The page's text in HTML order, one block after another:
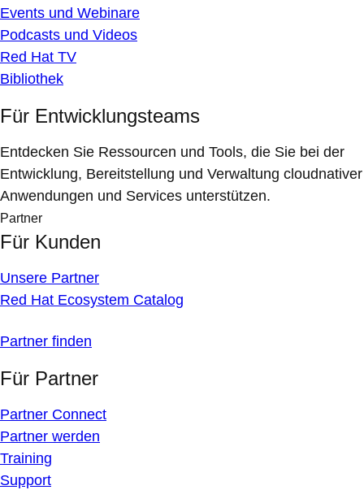
Events und Webinare
Podcasts und Videos
Red Hat TV
Bibliothek
Für Entwicklungsteams
Entdecken Sie Ressourcen und Tools, die Sie bei der
Entwicklung, Bereitstellung und Verwaltung cloudnativer
Anwendungen und Services unterstützen.
Partner
Für Kunden
Unsere Partner
Red Hat Ecosystem Catalog
Partner finden
Für Partner
Partner Connect
Partner werden
Training
Support